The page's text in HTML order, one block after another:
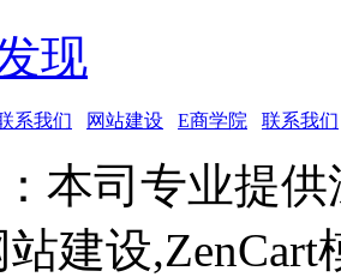
现
系我们 网站建设 E商学院 联系我们
本司专业提
建设,ZenCart